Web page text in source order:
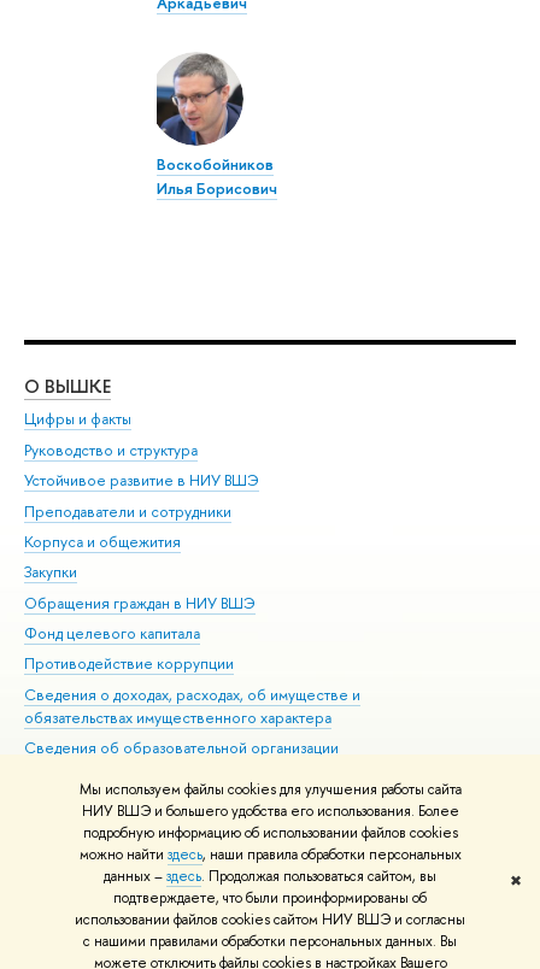
Мы используем файлы cookies для улучшения работы сайта
НИУ ВШЭ и большего удобства его использования. Более
подробную информацию об использовании файлов cookies
можно найти здесь, наши правила обработки персональных
данных –здесь. Продолжая пользоваться сайтом, вы
подтверждаете, что были проинформированы об
использовании файлов cookies сайтом НИУ ВШЭ и согласны
с нашими правилами обработки персональных данных. Вы
можете отключить файлы cookies в настройках Вашего
✖
Воскобойников
Илья Борисович
О ВЫШКЕ
Цифры и факты
Руководство и структура
Устойчивое развитие в НИУ ВШЭ
Преподаватели и сотрудники
Корпуса и общежития
Закупки
Обращения граждан в НИУ ВШЭ
Фонд целевого капитала
Противодействие коррупции
Сведения о доходах, расходах, об имуществе и
обязательствах имущественного характера
Сведения об образовательной организации
Людям с ограниченными возможностями здоровья
Единая платежная страница
Работа в Вышке
© НИУ ВШЭ 1993–2026 Адреса и контакты Условия использования
материалов Политика конфиденциальности Карта сайта